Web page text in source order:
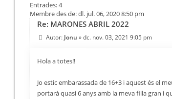
Entrades:4
Membre des de:dl. jul. 06, 2020 8:50 pm
Re: MARONES ABRIL 2022
Autor: Jonu »dc. nov. 03, 2021 9:05 pm
Hola a totes!!
Jo estic embarassada de 16+3 i aquest és el
portarà quasi 6 anys amb la meva filla gran i